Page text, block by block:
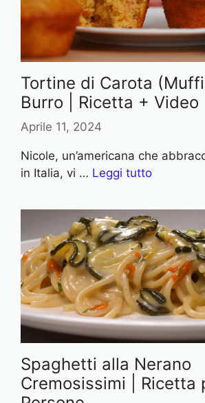
Tortine di Carota
Burro | Ricetta + Video
Aprile 11, 2024
Nicole, un’americana che
in Italia, vi … Leggi tutto
Spaghetti alla Nerano
Cremosissimi | Ricetta